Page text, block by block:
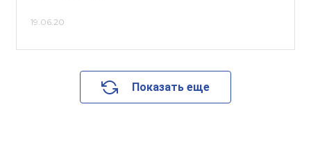
19.06.20
Показать еще